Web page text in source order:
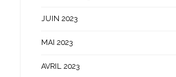
JUIN 2023
MAI 2023
AVRIL 2023